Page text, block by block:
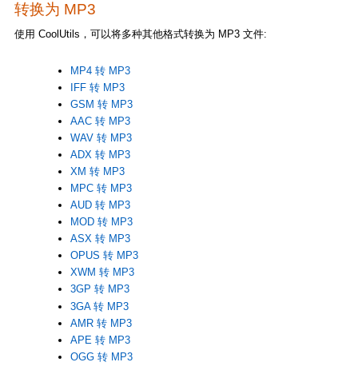
转换为 MP3
使用 CoolUtils，可以将多种其他格式转换为 MP3 文件:
MP4 转 MP3
IFF 转 MP3
GSM 转 MP3
AAC 转 MP3
WAV 转 MP3
ADX 转 MP3
XM 转 MP3
MPC 转 MP3
AUD 转 MP3
MOD 转 MP3
ASX 转 MP3
OPUS 转 MP3
XWM 转 MP3
3GP 转 MP3
3GA 转 MP3
AMR 转 MP3
APE 转 MP3
OGG 转 MP3